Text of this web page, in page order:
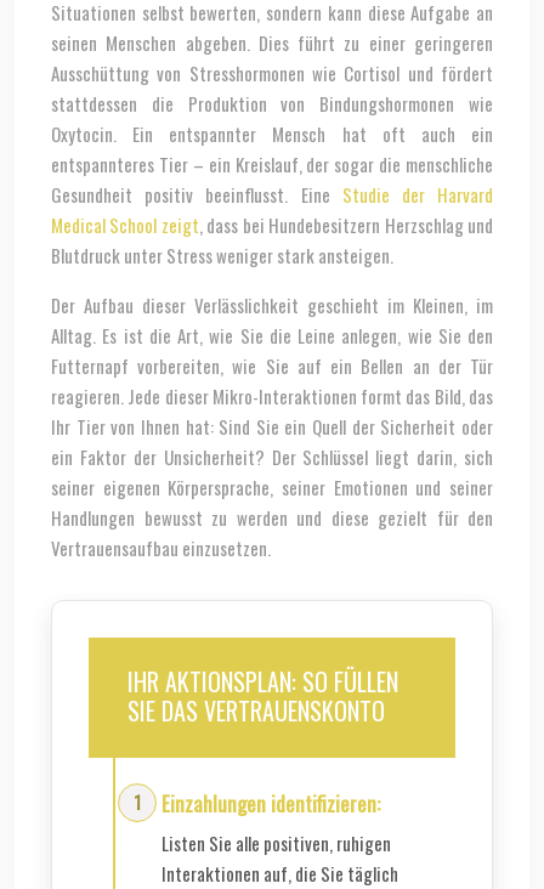
Situationen selbst bewerten, sondern kann diese Aufgabe an
seinen Menschen abgeben. Dies führt zu einer geringeren
Ausschüttung von Stresshormonen wie Cortisol und fördert
stattdessen die Produktion von Bindungshormonen wie
Oxytocin. Ein entspannter Mensch hat oft auch ein
entspannteres Tier – ein Kreislauf, der sogar die menschliche
Gesundheit positiv beeinflusst. Eine Studie der Harvard
Medical School zeigt , dass bei Hundebesitzern Herzschlag und
Blutdruck unter Stress weniger stark ansteigen.
Der Aufbau dieser Verlässlichkeit geschieht im Kleinen, im
Alltag. Es ist die Art, wie Sie die Leine anlegen, wie Sie den
Futternapf vorbereiten, wie Sie auf ein Bellen an der Tür
reagieren. Jede dieser Mikro-Interaktionen formt das Bild, das
Ihr Tier von Ihnen hat: Sind Sie ein Quell der Sicherheit oder
ein Faktor der Unsicherheit? Der Schlüssel liegt darin, sich
seiner eigenen Körpersprache, seiner Emotionen und seiner
Handlungen bewusst zu werden und diese gezielt für den
Vertrauensaufbau einzusetzen.
IHR AKTIONSPLAN: SO FÜLLEN
SIE DAS VERTRAUENSKONTO
Einzahlungen identifizieren:
Listen Sie alle positiven, ruhigen
Interaktionen auf, die Sie täglich